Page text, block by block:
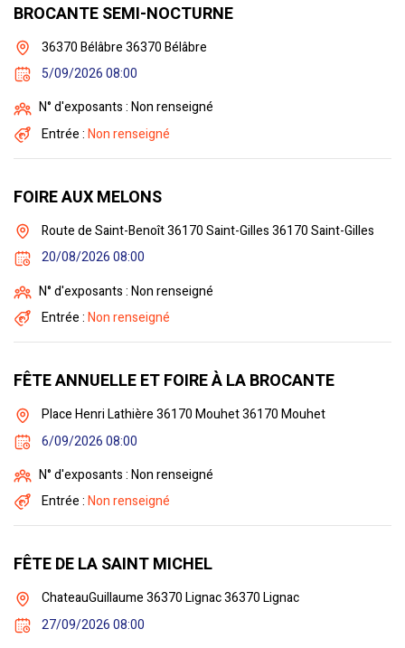
BROCANTE SEMI-NOCTURNE
36370 Bélâbre 36370 Bélâbre
5/09/2026 08:00
N° d'exposants : Non renseigné
Entrée :Non renseigné
FOIRE AUX MELONS
Route de Saint-Benoît 36170 Saint-Gilles 36170 Saint-Gilles
20/08/2026 08:00
N° d'exposants : Non renseigné
Entrée :Non renseigné
FÊTE ANNUELLE ET FOIRE À LA BROCANTE
Place Henri Lathière 36170 Mouhet 36170 Mouhet
6/09/2026 08:00
N° d'exposants : Non renseigné
Entrée :Non renseigné
FÊTE DE LA SAINT MICHEL
ChateauGuillaume 36370 Lignac 36370 Lignac
27/09/2026 08:00